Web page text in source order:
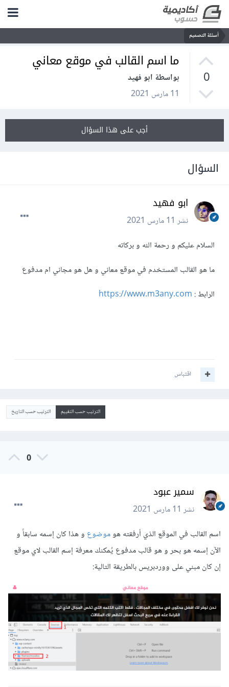
أسئلة التصميم
0
ما اسم القالب في موقع معاني
بواسطة ابو فهيد
11 مارس 2021
أجب على هذا السؤال
السؤال
ابو فهيد
نشر11 مارس 2021
السلام عليكم و رحمة الله و بركاته
ما هو القالب المستخدم في موقع معاني و هل هو مجاني ام مدفوع
الرابط : https://www.m3any.com
اقتباس
الترتيب حسب التقييم الترتيب حسب التاريخ
0
سمير عبود
نشر11 مارس 2021
اسم القالب في الموقع الذي أرفقته هوموضوعو هذا كان إسمه سابقاً و
الآن إسمه هو بحر و هو قالب مدفوع يُمكنك معرفة إسم القالب لاي موقع
إن كان مبني على ووردبريس بالطريقة التالية: